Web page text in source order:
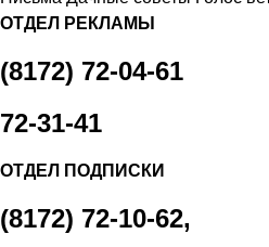
5.08.2026 12:37 26 тысяч идей
подали вологжане через чат-бот
5.08.2026 12:08 На Вологодчине
наблюдатели на выборах
5.08.2026 11:34
5.08.2026 11:18 В Вологодской
5.08.2026 10:44 Вологодчина
ОТДЕЛ РЕКЛАМЫ
(8172) 72-04-61
72-31-41
ОТДЕЛ ПОДПИСКИ
(8172) 72-10-62,